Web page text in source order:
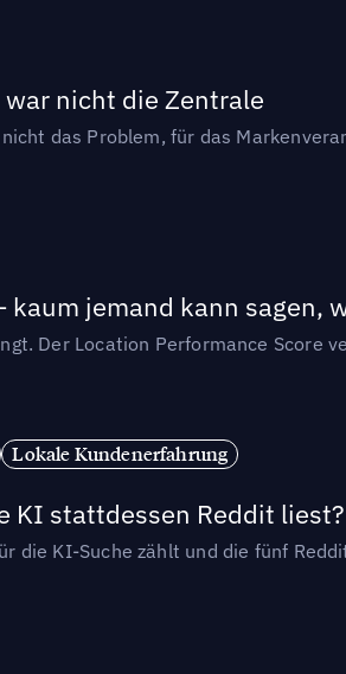
nicht die Zentrale
das Problem, für das
jemand kann sagen,
Der Location Performance Score
Lokale Kundenerfahrung
KI stattdessen Reddit liest?
die KI-Suche zählt und die fünf